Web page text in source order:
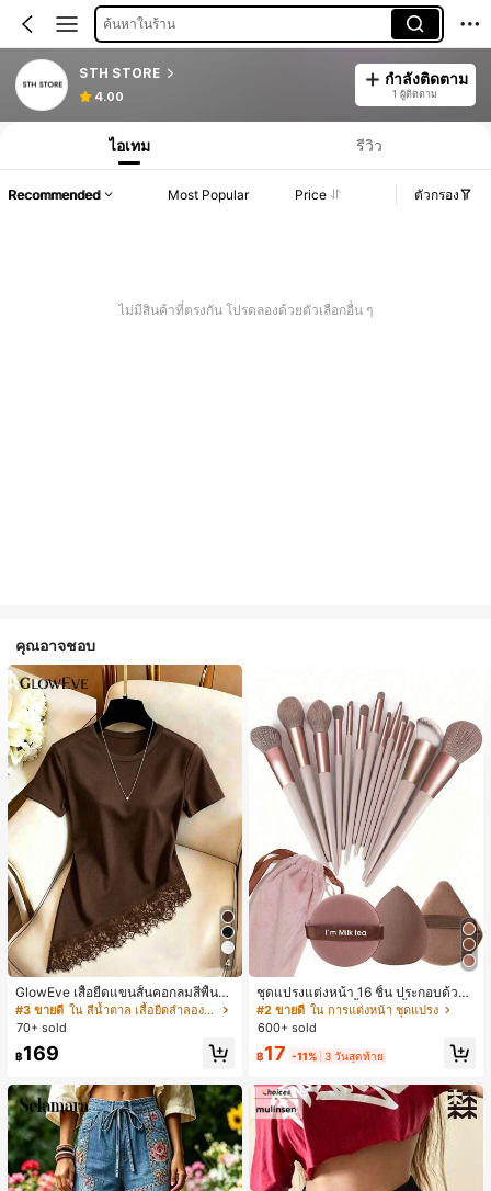
ค้นหาในร้าน
STH STORE
4.00
กำลังติดตาม
1 ผู้ติดตาม
ไอเทม รีวิว
Recommended Most Popular Price ตัวกรอง
ไม่มีสินค้าที่ตรงกัน โปรดลองด้วยตัวเลือกอื่น ๆ
คุณอาจชอบ
4
GlowEve เสื้อยืดแขนสั้นคอกลมสีพื้นลำ
ลองอเนกประสงค์สำหรับผู้หญิง
#3 ขายดี
ใน สีน้ำตาล เสื้อยืดลำลองพื้นฐาน
70+ sold
฿169
ชุดแปรงแต่งหน้า 16 ชิ้น ประกอบด้วยแ
ปรงแต่งหน้า 13 ชิ้น, ฟองน้ำแต่งหน้ารู
ปหยดน้ำ 1 ชิ้น, แปรงแป้งรองพื้นกลม 1
1 ชิ้น - ชุดคลาสสิก ทำจากขนสังเคราะ
หญิงและเด็กผู้หญิง เหมาะสำหรับฤดูใบ
ไม้ร่วงและฤดูหนาว
#2 ขายดี ใน การแต่งหน้า ชุดแปรง
600+ sold
฿17 -11% 3 วันสุดท้าย